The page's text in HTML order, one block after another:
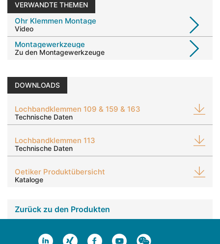
VERWANDTE THEMEN
Ohr Klemmen Montage
Video
Montagewerkzeuge
Zu den Montagewerkzeuge
DOWNLOADS
Lochbandklemmen 109 & 159 & 163
Technische Daten
Lochbandklemmen 113
Technische Daten
Oetiker Produktübersicht
Kataloge
Zurück zu den Produkten